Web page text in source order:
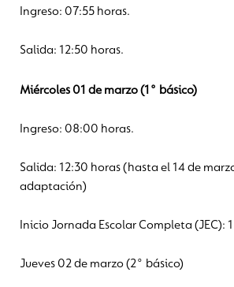
Ingreso: 07:55 horas.
Salida: 12:50 horas.
Miércoles 01 de marzo (1° básico)
Ingreso: 08:00 horas.
Salida: 12:30 horas (hasta el 14 de
adaptación)
Inicio Jornada Escolar Completa (JEC):
Jueves 02 de marzo (2° básico)